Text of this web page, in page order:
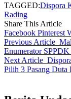
TAGGED:Dispora
Rading
Share This Article
Facebook Pinterest
Previous Article
Enumerator
Next Article
Pilih 3 Pasang Duta